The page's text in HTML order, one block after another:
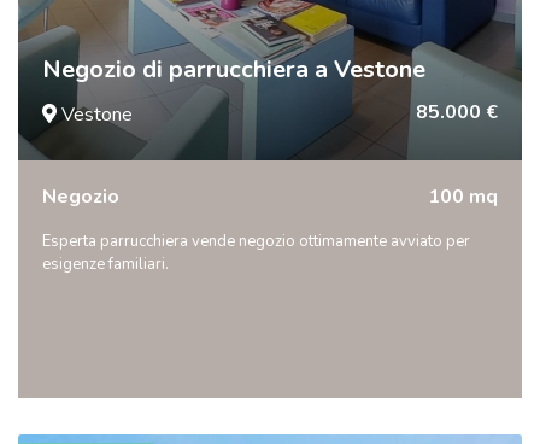
Negozio di parrucchiera a Vestone
Vestone 85.000 €
Negozio 100 mq
Esperta parrucchiera vende negozio ottimamente avviato per
esigenze familiari.